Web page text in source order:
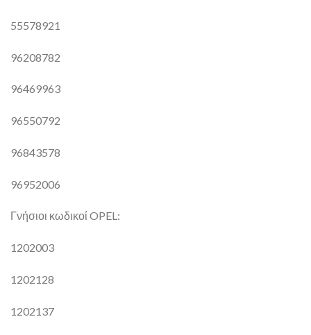
55578921
96208782
96469963
96550792
96843578
96952006
Γνήσιοι κωδικοί OPEL:
1202003
1202128
1202137